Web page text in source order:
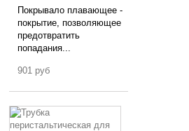
Покрывало плавающее -
покрытие, позволяющее
предотвратить
попадания...
901 руб